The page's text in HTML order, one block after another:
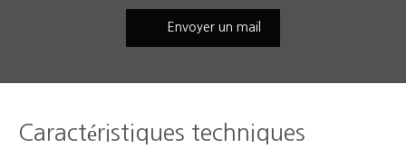
Envoyer un mail
Caractéristiques techniques